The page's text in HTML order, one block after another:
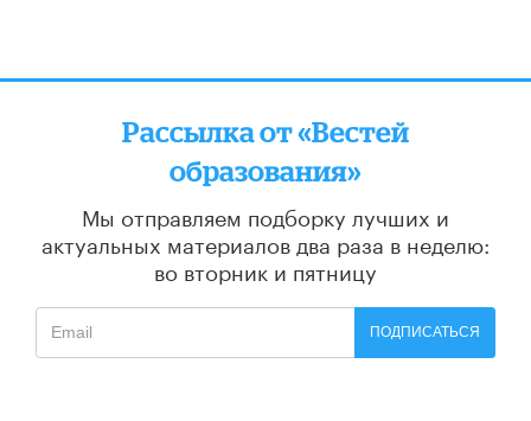
Рассылка от «Вестей
образования»
Мы отправляем подборку лучших и
актуальных материалов два раза в неделю:
во вторник и пятницу
ПОДПИСАТЬСЯ